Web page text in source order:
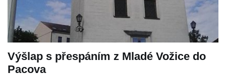
Výšlap s přespáním z Mladé Vožice do
Pacova